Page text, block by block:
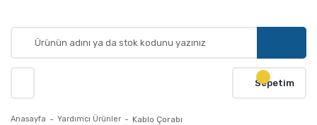
Sepetim
Anasayfa Yardımcı Ürünler Kablo Çorabı